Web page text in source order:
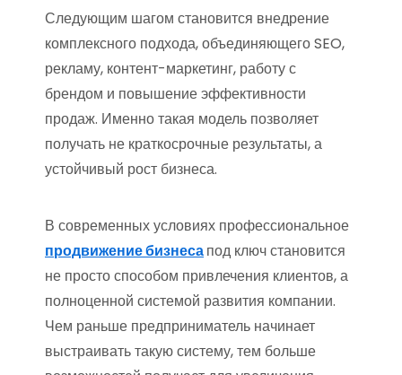
Следующим шагом становится внедрение
комплексного подхода, объединяющего SEO,
рекламу, контент-маркетинг, работу с
брендом и повышение эффективности
продаж. Именно такая модель позволяет
получать не краткосрочные результаты, а
устойчивый рост бизнеса.
В современных условиях профессиональное
продвижение бизнесапод ключстановится
не просто способом привлечения клиентов, а
полноценной системой развития компании.
Чем раньше предприниматель начинает
выстраивать такую систему, тем больше